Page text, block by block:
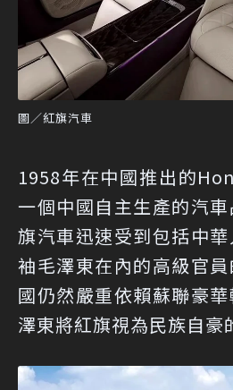
圖／紅旗汽車
1958年在中國推出的
一個中國自主生產的汽
旗汽車迅速受到包括中
袖毛澤東在內的高級官
國仍然嚴重依賴蘇聯豪
澤東將紅旗視為民族自豪